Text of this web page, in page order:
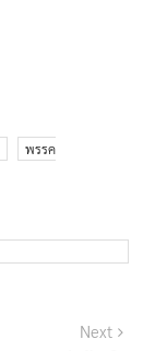
พรรค
Next